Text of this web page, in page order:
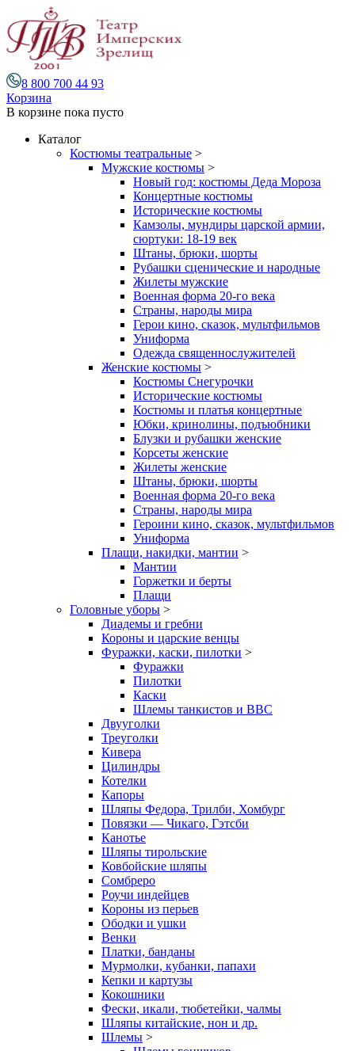
8 800 700 44 93
Корзина
В корзине пока пусто
Каталог
Костюмы театральные >
Мужские костюмы >
Новый год: костюмы Деда Мороза
Концертные костюмы
Исторические костюмы
Камзолы, мундиры царской армии,
сюртуки: 18-19 век
Штаны, брюки, шорты
Рубашки сценические и народные
Жилеты мужские
Военная форма 20-го века
Страны, народы мира
Герои кино, сказок, мультфильмов
Униформа
Одежда священнослужителей
Женские костюмы >
Костюмы Снегурочки
Исторические костюмы
Костюмы и платья концертные
Юбки, кринолины, подъюбники
Блузки и рубашки женские
Корсеты женские
Жилеты женские
Штаны, брюки, шорты
Военная форма 20-го века
Страны, народы мира
Героини кино, сказок, мультфильмов
Униформа
Плащи, накидки, мантии >
Мантии
Горжетки и берты
Плащи
Головные уборы >
Диадемы и гребни
Короны и царские венцы
Фуражки, каски, пилотки >
Фуражки
Пилотки
Каски
Шлемы танкистов и ВВС
Двууголки
Треуголки
Кивера
Цилиндры
Котелки
Капоры
Шляпы Федора, Трилби, Хомбург
Повязки — Чикаго, Гэтсби
Канотье
Шляпы тирольские
Ковбойские шляпы
Сомбреро
Роучи индейцев
Короны из перьев
Ободки и ушки
Венки
Платки, банданы
Мурмолки, кубанки, папахи
Кепки и картузы
Кокошники
Фески, икали, тюбетейки, чалмы
Шляпы китайские, нон и др.
Шлемы >